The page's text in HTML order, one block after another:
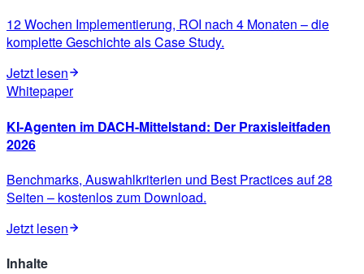
12 Wochen Implementierung, ROI nach 4 Monaten – die
komplette Geschichte als Case Study.
Jetzt lesen
Whitepaper
KI-Agenten im DACH-Mittelstand: Der Praxisleitfaden
2026
Benchmarks, Auswahlkriterien und Best Practices auf 28
Seiten – kostenlos zum Download.
Jetzt lesen
Inhalte